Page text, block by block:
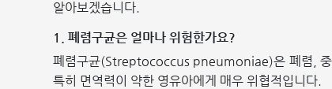
알아보겠습니다.
1. 폐렴구균은 얼마나 위험한가요?
폐렴구균(Streptococcus pneumoniae)은 폐렴, 중
특히 면역력이 약한 영유아에게 매우 위협적입니다.